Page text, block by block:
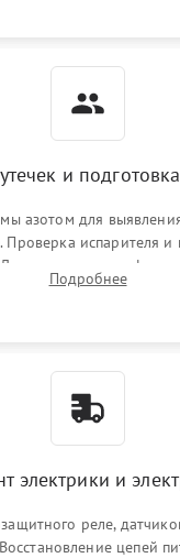
1800 ₽
и
азотом для
Проверка испарителя и
Демонтаж старого
трубки для
Подробнее
электрики и
реле,
цепей